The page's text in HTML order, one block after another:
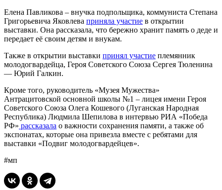
Елена Павликова – внучка подпольщика, коммуниста Степана
Григорьевича Яковлева приняла участие в открытии
выставки. Она рассказала, что бережно хранит память о деде и
передает её своим детям и внукам.
Также в открытии выставки принял участие племянник
молодогвардейца, Героя Советского Союза Сергея Тюленина
— Юрий Галкин.
Кроме того, руководитель «Музея Мужества»
Антрацитовской основной школы №1 – лицея имени Героя
Советского Союза Олега Кошевого (Луганская Народная
Республика) Людмила Шепилова в интервью РИА «Победа
РФ» рассказала о важности сохранения памяти, а также об
экспонатах, которые она привезла вместе с ребятами для
выставки «Подвиг молодогвардейцев».
#мп